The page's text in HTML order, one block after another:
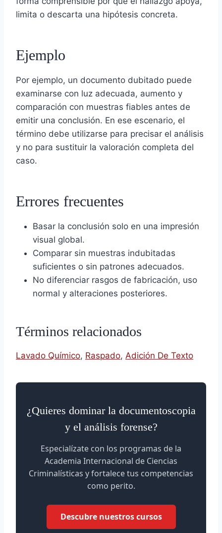
limita o descarta una hipótesis concreta.
Ejemplo
Por ejemplo, un documento dubitado puede
examinarse con luz adecuada, aumento y
comparación con muestras fiables antes de
emitir una conclusión. En ese escenario, el
término debe utilizarse para precisar el análisis
y no para sustituir la valoración completa del
caso.
Errores frecuentes
Basar la conclusión solo en una impresión
visual global.
Comparar sin muestras indubitadas
suficientes o sin patrones adecuados.
No diferenciar rasgos de fabricación, uso
normal y alteraciones posteriores.
Términos relacionados
Lavado Químico, Raspado, Adición De Texto
¿Quieres dominar la documentoscopia
y el análisis forense?
Especialízate con los programas de la
Academia Internacional de Ciencias
Criminalísticas y fortalece tus competencias
como perito.
Descubre nuestros cursos